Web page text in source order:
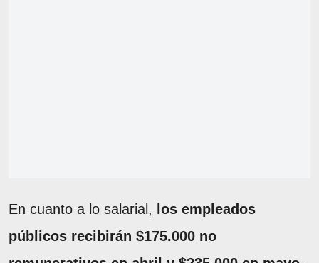
En cuanto a lo salarial, los empleados
públicos recibirán $175.000 no